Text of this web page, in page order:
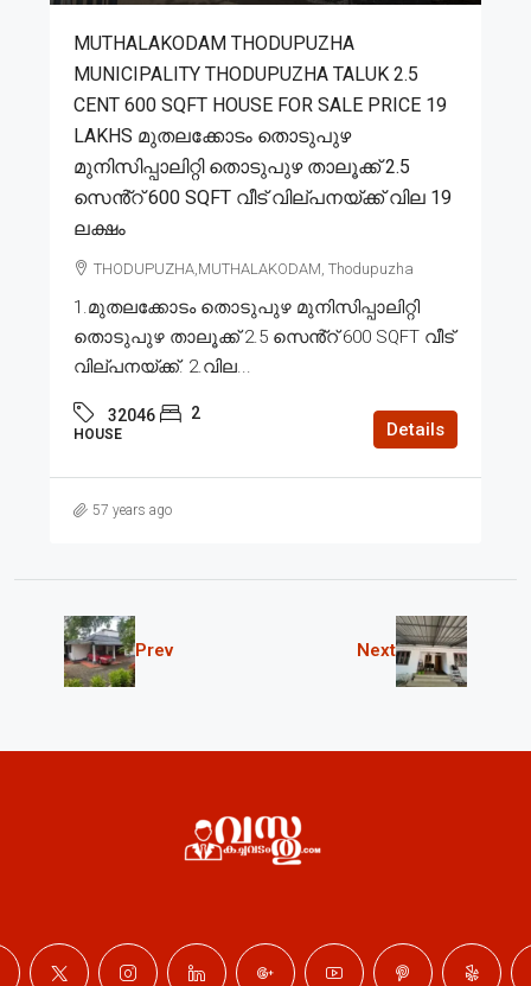
MUTHALAKODAM THODUPUZHA
MUNICIPALITY THODUPUZHA TALUK 2.5
CENT 600 SQFT HOUSE FOR SALE PRICE 19
LAKHS മുതലക്കോടം തൊടുപുഴ
മുനിസിപ്പാലിറ്റി തൊടുപുഴ താലൂക്ക് 2.5
സെൻ്റ് 600 SQFT വീട് വില്പനയ്ക്ക് വില 19
ലക്ഷം
THODUPUZHA,MUTHALAKODAM, Thodupuzha
1.മുതലക്കോടം തൊടുപുഴ മുനിസിപ്പാലിറ്റി
തൊടുപുഴ താലൂക്ക് 2.5 സെൻ്റ് 600 SQFT വീട്
വില്പനയ്ക്ക്. 2.വില...
32046 2
HOUSE Details
57 years ago
Prev Next